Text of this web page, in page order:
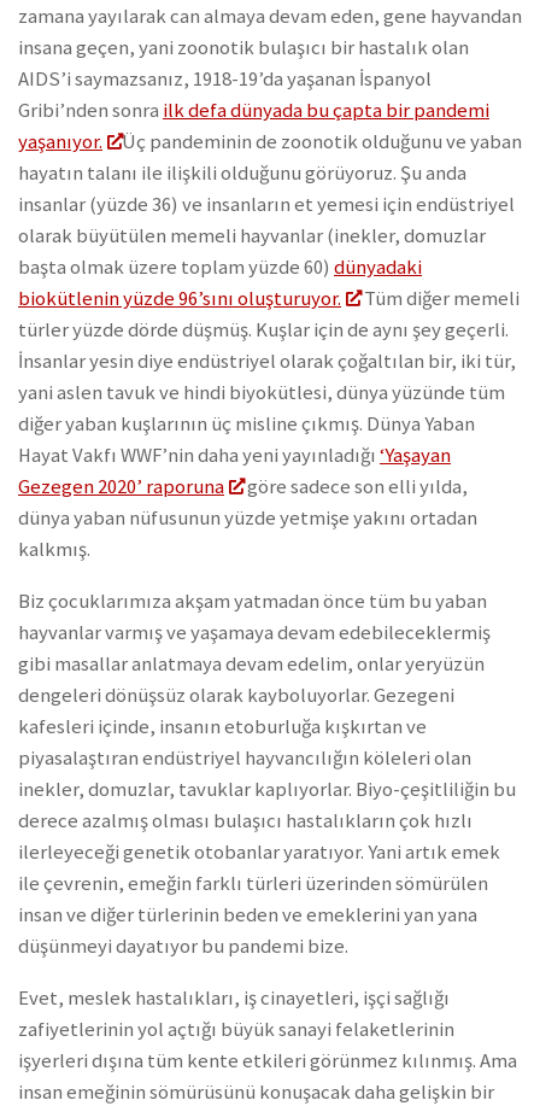
zamana yayılarak can almaya devam eden, gene hayvandan
insana geçen, yani zoonotik bulaşıcı bir hastalık olan
AIDS’i saymazsanız, 1918-19’da yaşanan İspanyol
Gribi’nden sonra ilk defa dünyada bu çapta bir pandemi
yaşanıyor.
Üç pandeminin de zoonotik olduğunu ve yaban
hayatın talanı ile ilişkili olduğunu görüyoruz. Şu anda
insanlar (yüzde 36) ve insanların et yemesi için endüstriyel
olarak büyütülen memeli hayvanlar (inekler, domuzlar
başta olmak üzere toplam yüzde 60) dünyadaki
biokütlenin yüzde 96’sını oluşturuyor.
Tüm diğer memeli
türler yüzde dörde düşmüş. Kuşlar için de aynı şey geçerli.
İnsanlar yesin diye endüstriyel olarak çoğaltılan bir, iki tür,
yani aslen tavuk ve hindi biyokütlesi, dünya yüzünde tüm
diğer yaban kuşlarının üç misline çıkmış. Dünya Yaban
Hayat Vakfı WWF’nin daha yeni yayınladığı ‘Yaşayan
Gezegen 2020’ raporuna
göre sadece son elli yılda,
dünya yaban nüfusunun yüzde yetmişe yakını ortadan
kalkmış.
Biz çocuklarımıza akşam yatmadan önce tüm bu yaban
hayvanlar varmış ve yaşamaya devam edebileceklermiş
gibi masallar anlatmaya devam edelim, onlar yeryüzün
dengeleri dönüşsüz olarak kayboluyorlar. Gezegeni
kafesleri içinde, insanın etoburluğa kışkırtan ve
piyasalaştıran endüstriyel hayvancılığın köleleri olan
inekler, domuzlar, tavuklar kaplıyorlar. Biyo-çeşitliliğin bu
derece azalmış olması bulaşıcı hastalıkların çok hızlı
ilerleyeceği genetik otobanlar yaratıyor. Yani artık emek
ile çevrenin, emeğin farklı türleri üzerinden sömürülen
insan ve diğer türlerinin beden ve emeklerini yan yana
düşünmeyi dayatıyor bu pandemi bize.
Evet, meslek hastalıkları, iş cinayetleri, işçi sağlığı
zafiyetlerinin yol açtığı büyük sanayi felaketlerinin
işyerleri dışına tüm kente etkileri görünmez kılınmış. Ama
insan emeğinin sömürüsünü konuşacak daha gelişkin bir